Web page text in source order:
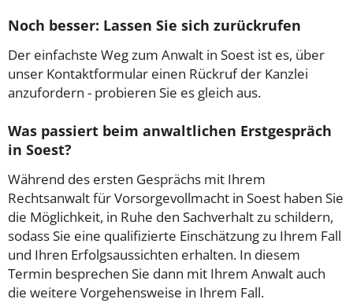
Noch besser: Lassen Sie sich zurückrufen
Der einfachste Weg zum Anwalt in Soest ist es, über
unser Kontaktformular einen Rückruf der Kanzlei
anzufordern - probieren Sie es gleich aus.
Was passiert beim anwaltlichen Erstgespräch
in Soest?
Während des ersten Gesprächs mit Ihrem
Rechtsanwalt für Vorsorgevollmacht in Soest haben Sie
die Möglichkeit, in Ruhe den Sachverhalt zu schildern,
sodass Sie eine qualifizierte Einschätzung zu Ihrem Fall
und Ihren Erfolgsaussichten erhalten. In diesem
Termin besprechen Sie dann mit Ihrem Anwalt auch
die weitere Vorgehensweise in Ihrem Fall.